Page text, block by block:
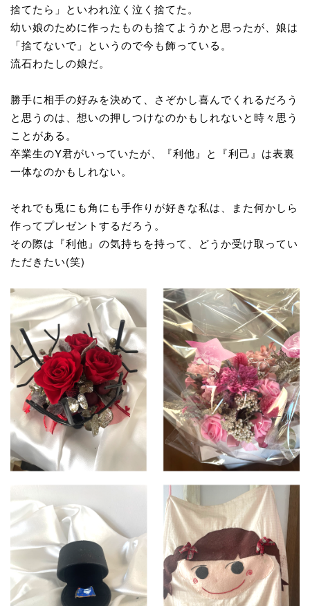
捨てたら」といわれ泣く泣く捨てた。
幼い娘のために作ったものも捨てようかと思ったが、娘は
「捨てないで」というので今も飾っている。
流石わたしの娘だ。
勝手に相手の好みを決めて、さぞかし喜んでくれるだろう
と思うのは、想いの押しつけなのかもしれないと時々思う
ことがある。
卒業生のY君がいっていたが、『利他』と『利己』は表裏
一体なのかもしれない。
それでも兎にも角にも手作りが好きな私は、また何かしら
作ってプレゼントするだろう。
その際は『利他』の気持ちを持って、どうか受け取ってい
ただきたい(笑)